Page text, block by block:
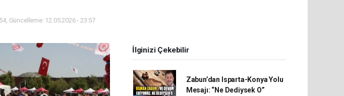
Güncelleme: 12.05.2026 - 23:57
İlginizi Çekebilir
Zabun’dan Isparta-Konya Yolu
Mesajı: “Ne Dediysek O”